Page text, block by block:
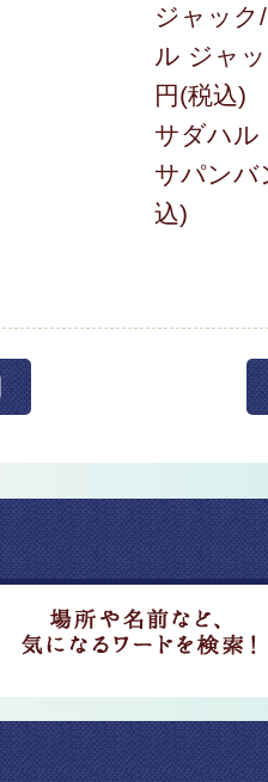
ジャック
ル ジャ
円(税込)
サダハル
サパンバ
込)